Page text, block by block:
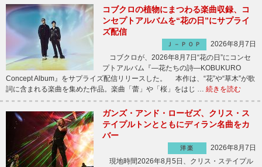
コブクロの植物にまつわる楽曲収録、コ
ンセプトアルバムを“花の日”にサプライ
ズ配信
Ｊ－ＰＯＰ
2026年8月7日
コブクロが、2026年8月7日“花の日”にコンセ
プトアルバム『―花たちの詩―KOBUKURO
Concept Album』をサプライズ配信リリースした。 本作は、“花”や“草木”が歌
詞に含まれる楽曲を集めた作品。楽曲「蕾」や「桜」をはじ … 続きを読む
ガンズ・アンド・ローゼズ、クリス・ス
テイプルトンとともにディラン名曲をカ
バー
洋楽
2026年8月7日
現地時間2026年8月5日、クリス・ステイプル